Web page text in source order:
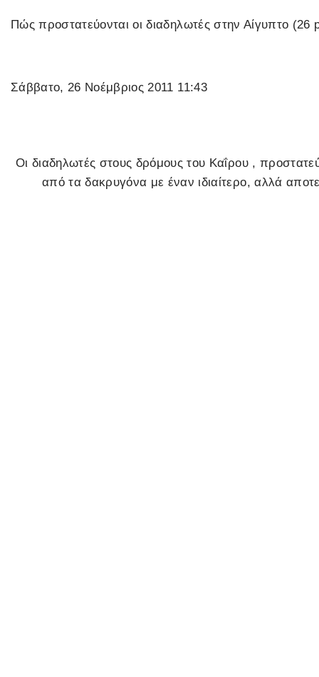
Πώς προστατεύονται οι διαδηλωτές στην Αίγυπτο (26
Σάββατο, 26 Νοέμβριος 2011 11:43
Οι διαδηλωτές στους δρόμους του Καΐρου ,
από τα δακρυγόνα με έναν ιδιαίτερο, αλλά